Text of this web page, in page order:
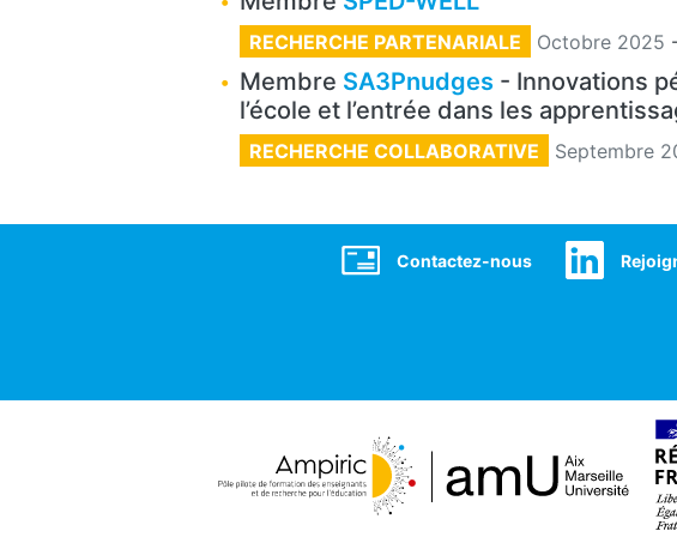
RECHERCHE PARTENARIALE Octobre 2025
Membre SA3Pnudges - Innovations
l’école et l’entrée dans les
RECHERCHE COLLABORATIVE Septembre
SocialContactez-nous